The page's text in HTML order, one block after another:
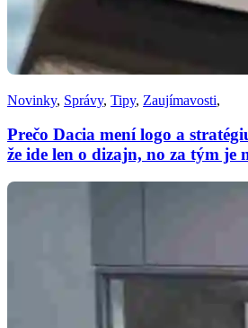
Novinky, Správy, Tipy, Zaujímavosti,
Prečo Dacia mení logo a
že ide len o dizajn, no za tým je